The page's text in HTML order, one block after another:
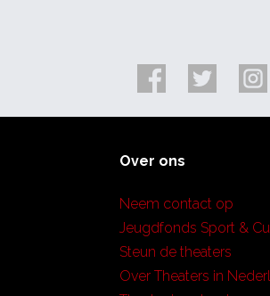
Over ons
Neem contact op
Jeugdfonds Sport &
Steun de theaters
Over Theaters in